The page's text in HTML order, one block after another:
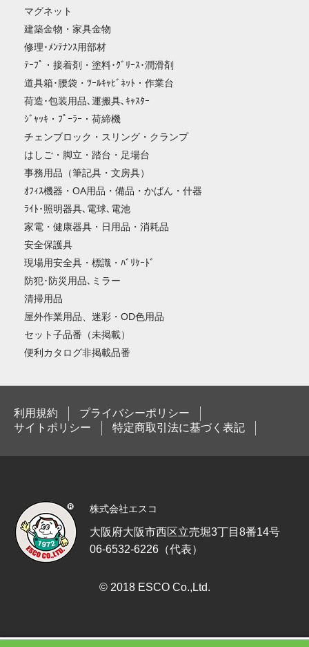
マグネット
建築金物・家具金物
修理･ﾒﾝﾃﾅﾝｽ用部材
ﾃｰﾌﾟ・接着剤・塗料･ｸﾞﾘｰｽ･潤滑剤
道具箱･腰袋・ﾂｰﾙｷｬﾋﾞﾈｯﾄ・作業台
荷造･包装用品､運搬具､ｷｬｽﾀｰ
ｼﾞｬｯｷ・ﾌﾟｰﾗｰ・荷締機
チェンブロック・スリング・クランプ
はしご・脚立・踏台・足場台
事務用品（筆記具・文房具）
ｵﾌｨｽ機器・OA用品・備品・かばん・什器
ﾗｲﾄ･照明器具､電球､電池
家電・健康器具・日用品・消耗品
安全保護具
現場用安全具・標識・ﾊﾞﾘｹｰﾄﾞ
防犯･防災用品､ミラー
清掃用品
屋外作業用品、迷彩・OD色用品
セット子品番（未掲載）
便利カタログ非掲載品番
利用規約
プライバシーポリシー
サイトポリシー
特定商取引法に基づく表記
株式会社エスコ
大阪府大阪市西区立売堀3丁目8番14号
06-6532-6226（代表）
© 2018 ESCO Co.,Ltd.